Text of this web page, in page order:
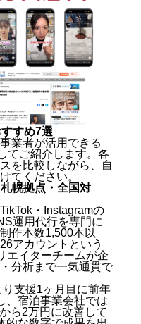
すめ7選
業者が活用できる
てご紹介します。各
を比較しながら、自
てください。
幌拠点・全国対
・Instagramの
運用代行を専門に
作本数1,500本以
アカウントという
エイターチームが企
分析まで一気通貫で
支援1ヶ月目に前年
、宿泊事業会社では
ら2万円に改善して